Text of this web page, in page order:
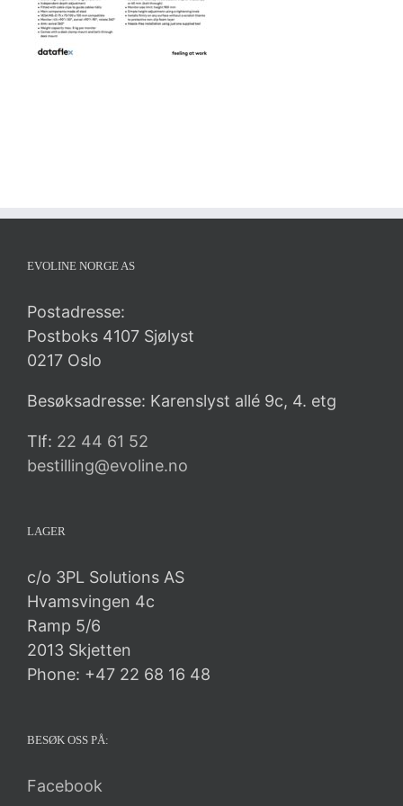
EVOLINE NORGE AS
Postadresse:
Postboks 4107 Sjølyst
0217 Oslo
Besøksadresse: Karenslyst allé 9c, 4. etg
Tlf: 22 44 61 52
bestilling@evoline.no
LAGER
c/o 3PL Solutions AS
Hvamsvingen 4c
Ramp 5/6
2013 Skjetten
Phone: +47 22 68 16 48
BESØK OSS PÅ:
Facebook